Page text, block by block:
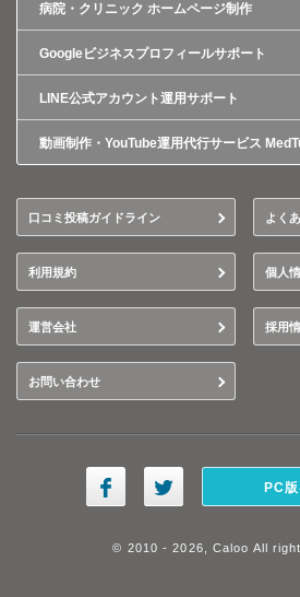
病院・クリニック ホームページ制作
Googleビジネスプロフィールサポート
LINE公式アカウント運用サポート
動画制作・YouTube運用代行サービス
口コミ投稿ガイドライン よく
利用規約 個人
運営会社 採用
お問い合わせ
PC
© 2010 - 2026, Caloo All